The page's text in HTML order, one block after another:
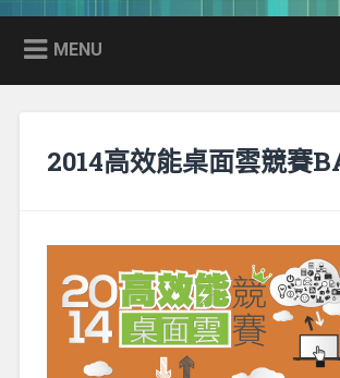
產學訓聯盟
in Taiwan
MENU
2014高效能桌面雲競賽